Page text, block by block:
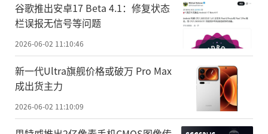
谷歌推出安卓17 Beta 4.1：修复状态
栏误报无信号等问题
2026-06-02 11:10:46
新一代Ultra旗舰价格或破万 Pro Max
成出货主力
2026-06-02 11:10:09